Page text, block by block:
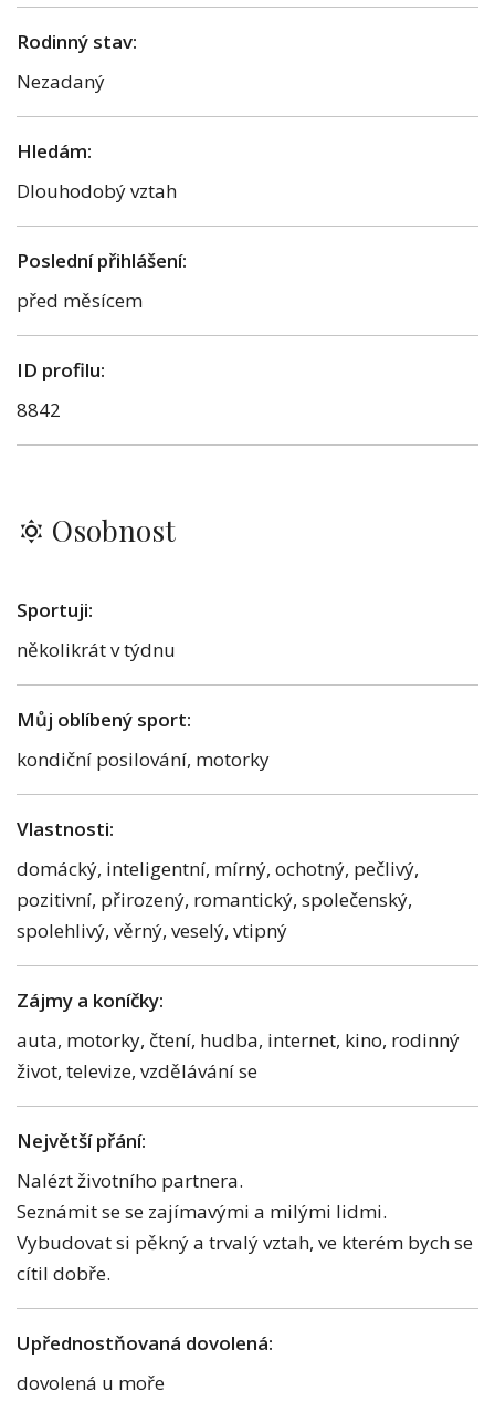
Rodinný stav:
Nezadaný
Hledám:
Dlouhodobý vztah
Poslední přihlášení:
před měsícem
ID profilu:
8842
Osobnost
Sportuji:
několikrát v týdnu
Můj oblíbený sport:
kondiční posilování, motorky
Vlastnosti:
domácký, inteligentní, mírný, ochotný, pečlivý,
pozitivní, přirozený, romantický, společenský,
spolehlivý, věrný, veselý, vtipný
Zájmy a koníčky:
auta, motorky, čtení, hudba, internet, kino, rodinný
život, televize, vzdělávání se
Největší přání:
Nalézt životního partnera.
Seznámit se se zajímavými a milými lidmi.
Vybudovat si pěkný a trvalý vztah, ve kterém bych se
cítil dobře.
Upřednostňovaná dovolená:
dovolená u moře